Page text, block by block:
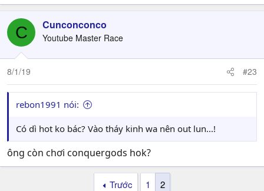
C Cunconconco
Youtube Master Race
8/1/19 #23
rebon1991 nói:
Có dì hot ko bác? Vào tháy kinh wa nên out lun...!
ông còn chơi conquergods hok?
Trước 1 2